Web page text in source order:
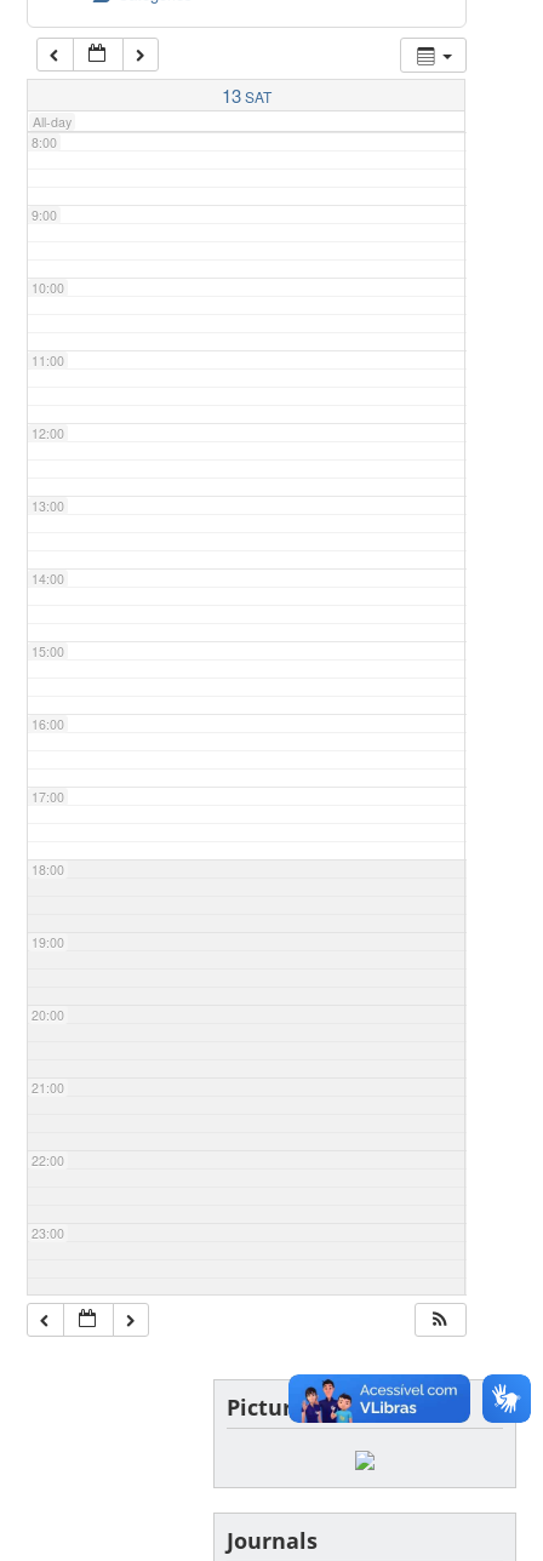
13SAT
All-day
7:00
8:00
9:00
10:00
11:00
12:00
13:00
14:00
15:00
16:00
17:00
18:00
19:00
20:00
21:00
22:00
23:00
Picture of the day
Journals